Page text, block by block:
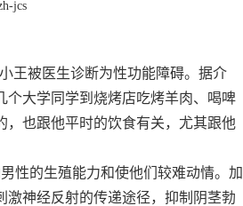
jcs
王被医生诊断为性功能障碍。据介
个大学同学到烧烤店吃烤羊肉、喝啤
，也跟他平时的饮食有关，尤其跟他
性的生殖能力和使他们较难动情。加
激神经反射的传递途径，抑制阴茎勃